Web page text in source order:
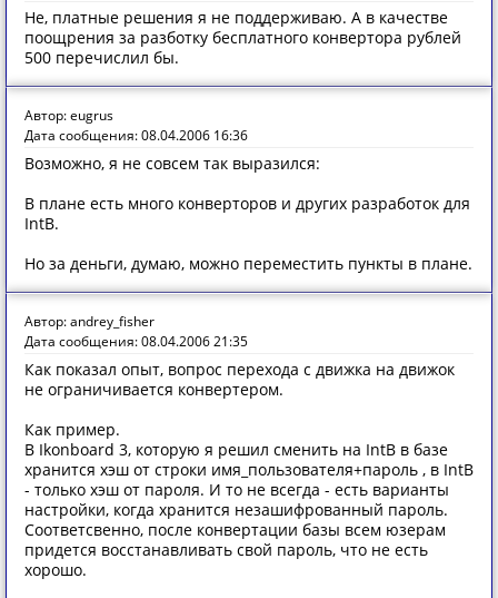
Не, платные решения я не поддерживаю. А в качестве
поощрения за разботку бесплатного конвертора рублей
500 перечислил бы.
Автор: eugrus
Дата сообщения: 08.04.2006 16:36
Возможно, я не совсем так выразился:
В плане есть много конверторов и других разработок для
IntB.
Но за деньги, думаю, можно переместить пункты в плане.
Автор: andrey_fisher
Дата сообщения: 08.04.2006 21:35
Как показал опыт, вопрос перехода с движка на движок
не ограничивается конвертером.
Как пример.
В Ikonboard 3, которую я решил сменить на IntB в базе
хранится хэш от строки имя_пользователя+пароль , в IntB
- только хэш от пароля. И то не всегда - есть варианты
настройки, когда хранится незашифрованный пароль.
Соответсвенно, после конвертации базы всем юзерам
придется восстанавливать свой пароль, что не есть
хорошо.